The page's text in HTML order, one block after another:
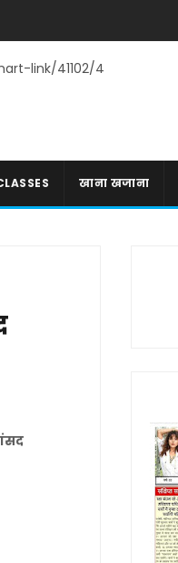
link/41102/4
खाना खजाना